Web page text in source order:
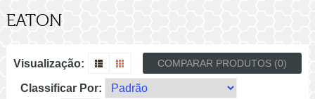
EATON
Visualização: COMPARAR PRODUTOS (0)
Classificar Por: